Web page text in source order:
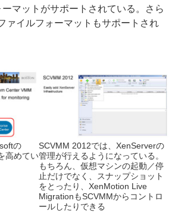
マットがサポートされている。さら
ァイルフォーマットもサポートされ
の
高めてい
SCVMM 2012では、XenServerの
管理が行えるようになっている。
もちろん、仮想マシンの起動／停
止だけでなく、スナップショット
をとったり、XenMotion Live
MigrationもSCVMMからコントロ
ールしたりできる